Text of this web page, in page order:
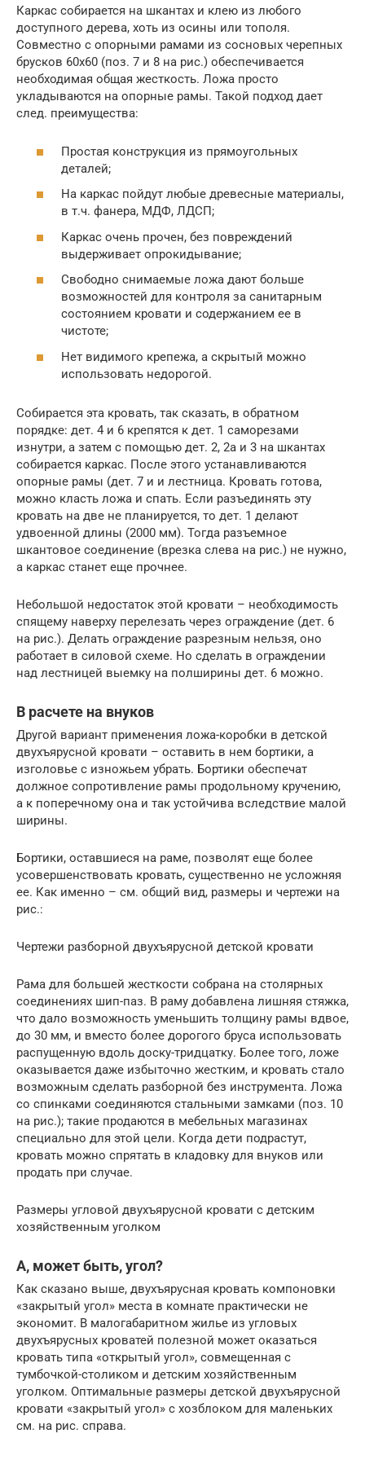
Каркас собирается на шкантах и клею из любого
доступного дерева, хоть из осины или тополя.
Совместно с опорными рамами из сосновых черепных
брусков 60х60 (поз. 7 и 8 на рис.) обеспечивается
необходимая общая жесткость. Ложа просто
укладываются на опорные рамы. Такой подход дает
след. преимущества:
Простая конструкция из прямоугольных
деталей;
На каркас пойдут любые древесные материалы,
в т.ч. фанера, МДФ, ЛДСП;
Каркас очень прочен, без повреждений
выдерживает опрокидывание;
Свободно снимаемые ложа дают больше
возможностей для контроля за санитарным
состоянием кровати и содержанием ее в
чистоте;
Нет видимого крепежа, а скрытый можно
использовать недорогой.
Собирается эта кровать, так сказать, в обратном
порядке: дет. 4 и 6 крепятся к дет. 1 саморезами
изнутри, а затем с помощью дет. 2, 2а и 3 на шкантах
собирается каркас. После этого устанавливаются
опорные рамы (дет. 7 и и лестница. Кровать готова,
можно класть ложа и спать. Если разъединять эту
кровать на две не планируется, то дет. 1 делают
удвоенной длины (2000 мм). Тогда разъемное
шкантовое соединение (врезка слева на рис.) не нужно,
а каркас станет еще прочнее.
Небольшой недостаток этой кровати – необходимость
спящему наверху перелезать через ограждение (дет. 6
на рис.). Делать ограждение разрезным нельзя, оно
работает в силовой схеме. Но сделать в ограждении
над лестницей выемку на полширины дет. 6 можно.
В расчете на внуков
Другой вариант применения ложа-коробки в детской
двухъярусной кровати – оставить в нем бортики, а
изголовье с изножьем убрать. Бортики обеспечат
должное сопротивление рамы продольному кручению,
а к поперечному она и так устойчива вследствие малой
ширины.
Бортики, оставшиеся на раме, позволят еще более
усовершенствовать кровать, существенно не усложняя
ее. Как именно – см. общий вид, размеры и чертежи на
рис.:
Чертежи разборной двухъярусной детской кровати
Рама для большей жесткости собрана на столярных
соединениях шип-паз. В раму добавлена лишняя стяжка,
что дало возможность уменьшить толщину рамы вдвое,
до 30 мм, и вместо более дорогого бруса использовать
распущенную вдоль доску-тридцатку. Более того, ложе
оказывается даже избыточно жестким, и кровать стало
возможным сделать разборной без инструмента. Ложа
со спинками соединяются стальными замками (поз. 10
на рис.); такие продаются в мебельных магазинах
специально для этой цели. Когда дети подрастут,
кровать можно спрятать в кладовку для внуков или
продать при случае.
Размеры угловой двухъярусной кровати с детским
хозяйственным уголком
А, может быть, угол?
Как сказано выше, двухъярусная кровать компоновки
«закрытый угол» места в комнате практически не
экономит. В малогабаритном жилье из угловых
двухъярусных кроватей полезной может оказаться
кровать типа «открытый угол», совмещенная с
тумбочкой-столиком и детским хозяйственным
уголком. Оптимальные размеры детской двухъярусной
кровати «закрытый угол» с хозблоком для маленьких
см. на рис. справа.